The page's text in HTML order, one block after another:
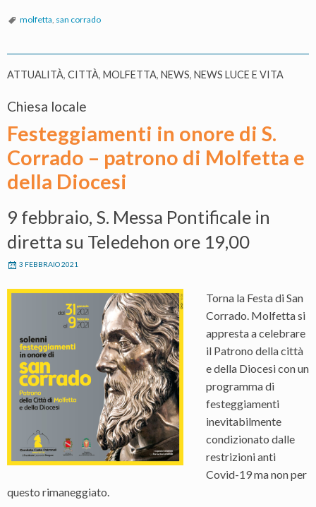
molfetta, san corrado
ATTUALITÀ, CITTÀ, MOLFETTA, NEWS, NEWS LUCE E VITA
Chiesa locale
Festeggiamenti in onore di S.
Corrado – patrono di Molfetta e
della Diocesi
9 febbraio, S. Messa Pontificale in
diretta su Teledehon ore 19,00
3 FEBBRAIO 2021
Torna la Festa di San
Corrado. Molfetta si
appresta a celebrare
il Patrono della città
e della Diocesi con un
programma di
festeggiamenti
inevitabilmente
condizionato dalle
restrizioni anti
Covid-19 ma non per
questo rimaneggiato.